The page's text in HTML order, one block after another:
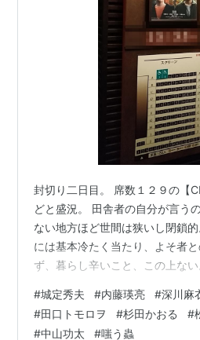
封切り二日目。 席数１２９の【
どと盛況。 田舎者の自分が言う
ない地方ほど世間は狭いし閉鎖
には基本冷たく当たり、よそ者
ず、暮らし辛いこと、この上な
手段の一つに思えてしまうのは穿
ては郷に従え」は処世術も、予め
#城定秀夫 #内藤瑛亮 #深川麻
#田口トモロヲ #杉田かおる #
#中山功太 #嗤う蟲